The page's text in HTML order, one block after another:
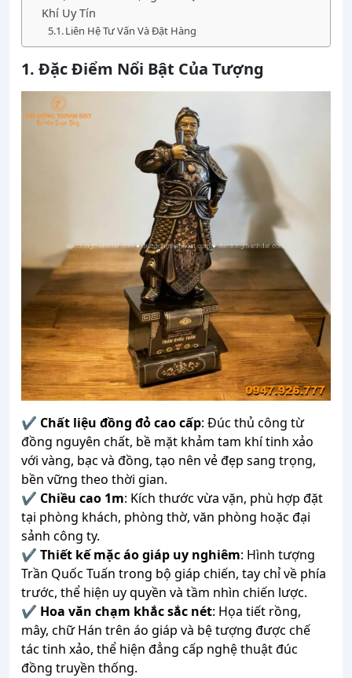
Khí Uy Tín
Liên Hệ Tư Vấn Và Đặt Hàng
1. Đặc Điểm Nổi Bật Của Tượng
✔ Chất liệu đồng đỏ cao cấp: Đúc thủ công từ
đồng nguyên chất, bề mặt khảm tam khí tinh xảo
với vàng, bạc và đồng, tạo nên vẻ đẹp sang trọng,
bền vững theo thời gian.
✔ Chiều cao 1m: Kích thước vừa vặn, phù hợp đặt
tại phòng khách, phòng thờ, văn phòng hoặc đại
sảnh công ty.
✔ Thiết kế mặc áo giáp uy nghiêm: Hình tượng
Trần Quốc Tuấn trong bộ giáp chiến, tay chỉ về phía
trước, thể hiện uy quyền và tầm nhìn chiến lược.
✔ Hoa văn chạm khắc sắc nét: Họa tiết rồng,
mây, chữ Hán trên áo giáp và bệ tượng được chế
tác tinh xảo, thể hiện đẳng cấp nghệ thuật đúc
đồng truyền thống.